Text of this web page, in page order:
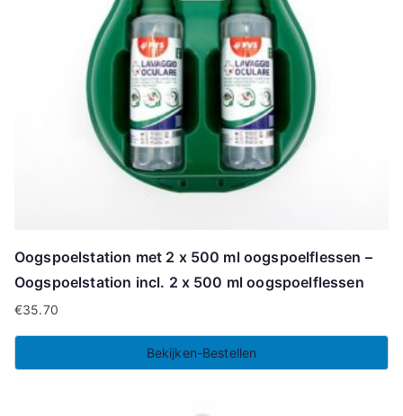
Oogspoelstation met 2 x 500 ml oogspoelflessen –
Oogspoelstation incl. 2 x 500 ml oogspoelflessen
€35.70
Bekijken-Bestellen